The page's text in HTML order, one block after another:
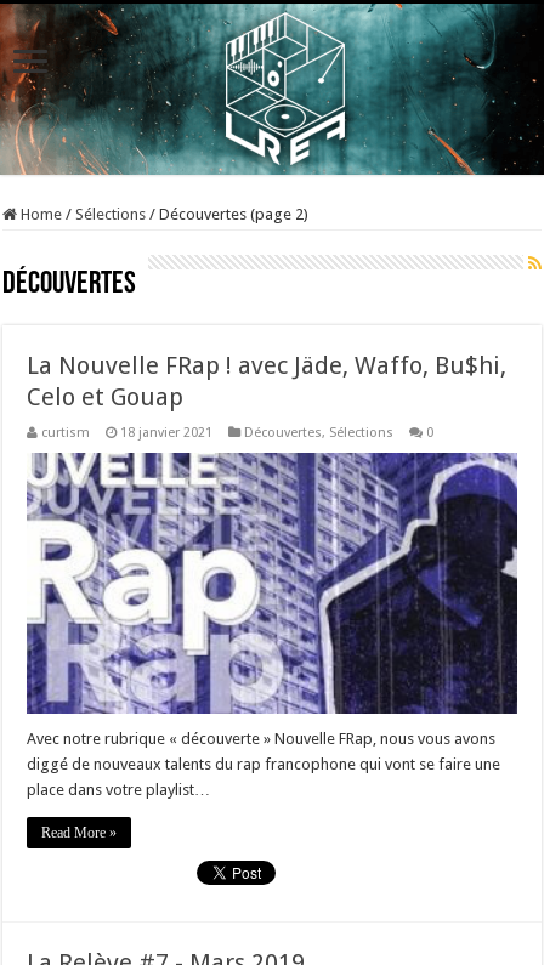
Home / Sélections / Découvertes (page 2)
Découvertes
La Nouvelle FRap ! avec Jäde, Waffo, Bu$hi,
Celo et Gouap
curtism 18 janvier 2021 Découvertes, Sélections 0
Avec notre rubrique « découverte » Nouvelle FRap, nous vous avons
diggé de nouveaux talents du rap francophone qui vont se faire une
place dans votre playlist…
Read More »